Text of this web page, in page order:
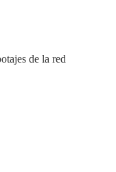
de la red